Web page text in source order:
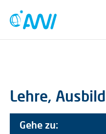
Lehre,
Gehe zu: